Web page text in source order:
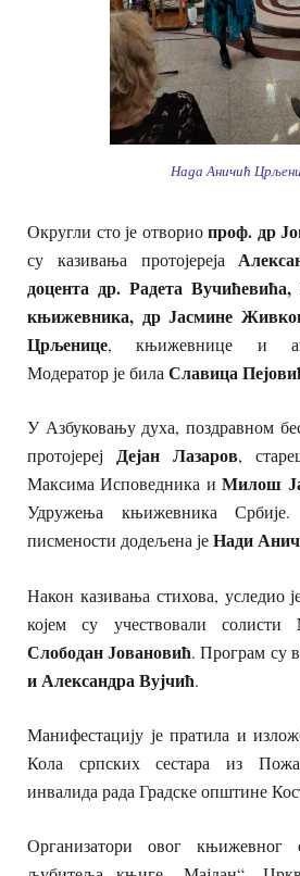
Нада Аничић
Округли сто је отвориопроф. др
су казивања протојереја
доцента др. Радета
књижевника, др Јасмине
Црљенице, књижевнице и
Модератор је била Славица
У Азбуковању духа, поздравном
протојереј Дејан Лазаров,
Максима Исповедника иМилош
Удружења књижевника
писмености додељена јеНади
Након казивања стихова, уследио
којем су учествовали солисти
Слободан Јовановић. Програм су
и Александра Вујчић.
Манифестацију је пратила и
Кола српских сестара из
инвалида рада Градске општине
Организатори овог